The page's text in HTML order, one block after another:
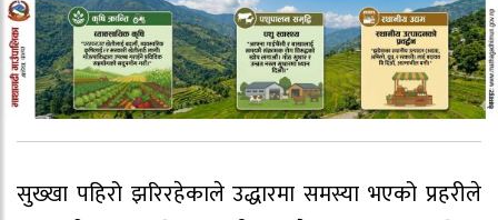
सुख्खा पहिरो झरिरहेकाले उद्धारमा समस्या भएको प्रहरीले